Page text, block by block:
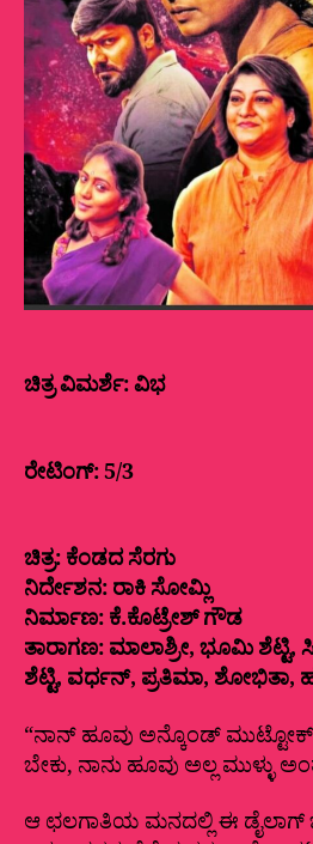
ಚಿತ್ರ ವಿಮರ್ಶೆ: ವಿಭ
ರೇಟಿಂಗ್: 5/3
ಚಿತ್ರ: ಕೆಂಡದ ಸೆರಗು
ನಿರ್ದೇಶನ: ರಾಕಿ ಸೋಮ್ಲಿ
ನಿರ್ಮಾಣ: ಕೆ.ಕೊಟ್ರೇಶ್ ಗೌಡ
ತಾರಾಗಣ: ಮಾಲಾಶ್ರೀ, ಭೂಮಿ
ಶೆಟ್ಟಿ, ವರ್ಧನ್, ಪ್ರತಿಮಾ, ಶೋಭಿತಾ,
“ನಾನ್ ಹೂವು ಅನ್ಕೊಂಡ್
ಬೇಕು, ನಾನು ಹೂವು ಅಲ್ಲ ಮುಳ್ಳು
ಆ ಛಲಗಾತಿಯ ಮನದಲ್ಲಿ ಈ ಡೈಲಾಗ್